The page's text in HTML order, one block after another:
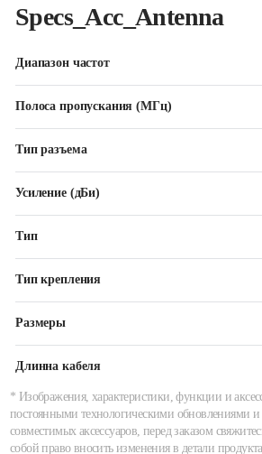
Specs_Acc_Antenna
Диапазон частот
Полоса пропускания (МГц)
Тип разъема
Усиление (дБи)
Тип
Тип крепления
Размеры
Длинна кабеля
* Изображения, характеристики, функции и
постоянными технологическими обновлениями
совместимых аксессуаров, перед заказом
собой право вносить изменения в детали